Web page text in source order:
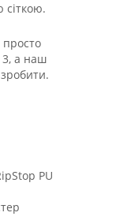
сіткою.
3, а наш
PU